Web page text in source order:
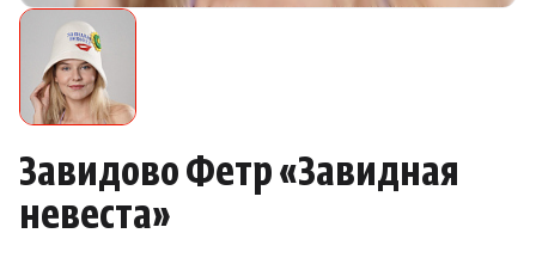
Запчасти
Отопление
Для хаммама
Завидово Фетр«Завидная
невеста»